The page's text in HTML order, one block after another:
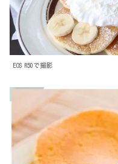
EOS R50で撮影